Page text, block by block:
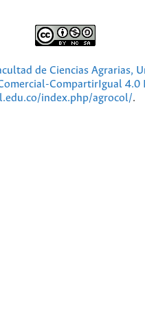
de Ciencias Agrarias,
CompartirIgual 4.0
index.php/agrocol/.